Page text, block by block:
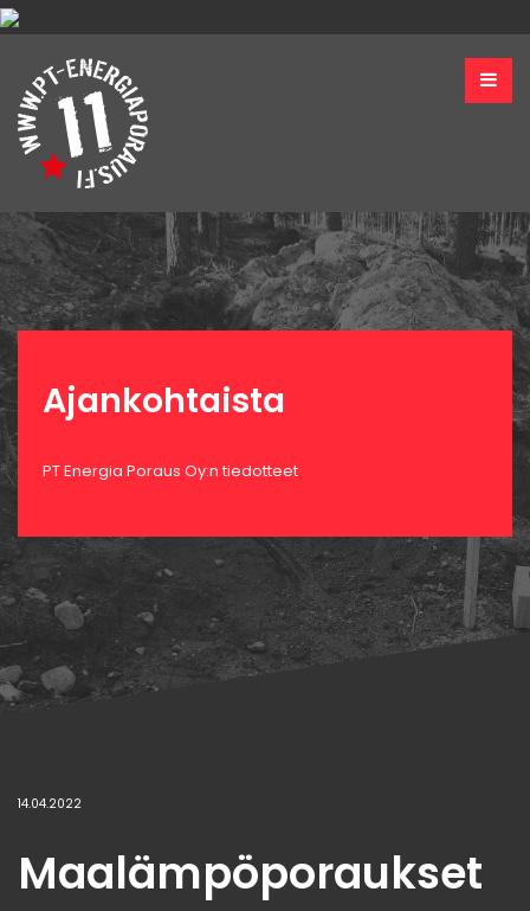
Ajankohtaista
PT Energia Poraus Oy:n tiedotteet
14.04.2022
Maalämpöporaukset